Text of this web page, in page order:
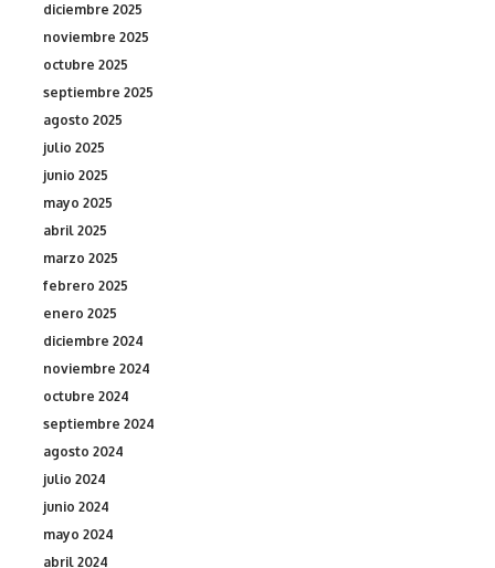
diciembre 2025
noviembre 2025
octubre 2025
septiembre 2025
agosto 2025
julio 2025
junio 2025
mayo 2025
abril 2025
marzo 2025
febrero 2025
enero 2025
diciembre 2024
noviembre 2024
octubre 2024
septiembre 2024
agosto 2024
julio 2024
junio 2024
mayo 2024
abril 2024